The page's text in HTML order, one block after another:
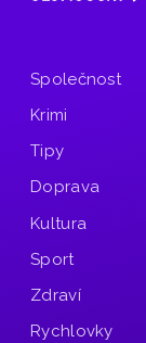
Společnost
Krimi
Tipy
Doprava
Kultura
Sport
Zdraví
Rychlovky